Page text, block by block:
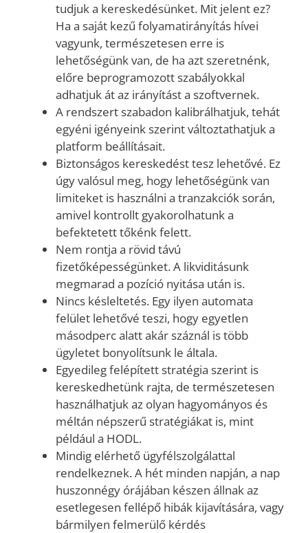
tudjuk a kereskedésünket. Mit jelent ez?
Ha a saját kezű folyamatirányítás hívei
vagyunk, természetesen erre is
lehetőségünk van, de ha azt szeretnénk,
előre beprogramozott szabályokkal
adhatjuk át az irányítást a szoftvernek.
A rendszert szabadon kalibrálhatjuk, tehát
egyéni igényeink szerint változtathatjuk a
platform beállításait.
Biztonságos kereskedést tesz lehetővé. Ez
úgy valósul meg, hogy lehetőségünk van
limiteket is használni a tranzakciók során,
amivel kontrollt gyakorolhatunk a
befektetett tőkénk felett.
Nem rontja a rövid távú
fizetőképességünket. A likviditásunk
megmarad a pozíció nyitása után is.
Nincs késleltetés. Egy ilyen automata
felület lehetővé teszi, hogy egyetlen
másodperc alatt akár száznál is több
ügyletet bonyolítsunk le általa.
Egyedileg felépített stratégia szerint is
kereskedhetünk rajta, de természetesen
használhatjuk az olyan hagyományos és
méltán népszerű stratégiákat is, mint
például a HODL.
Mindig elérhető ügyfélszolgálattal
rendelkeznek. A hét minden napján, a nap
huszonnégy órájában készen állnak az
esetlegesen fellépő hibák kijavítására, vagy
bármilyen felmerülő kérdés